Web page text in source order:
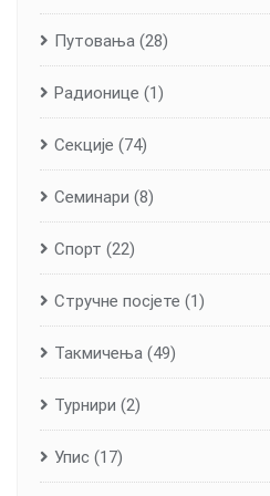
Путовања (28)
Радионице (1)
Секције (74)
Семинари (8)
Спорт (22)
Стручне посјете (1)
Такмичења (49)
Турнири (2)
Упис (17)